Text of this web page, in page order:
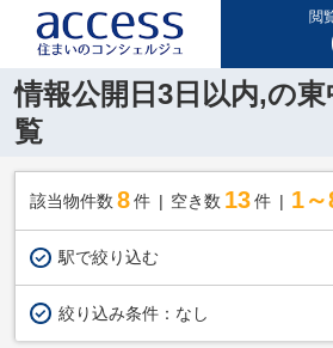
閲
情報公開日3日以内,の
覧
該当物件数 8件 空き数 13 件 1～
駅で絞り込む
絞り込み条件： なし